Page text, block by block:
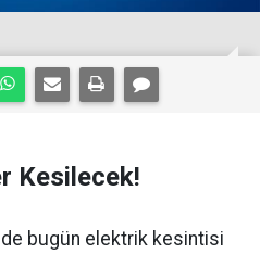
Kesilecek!
bugün elektrik kesintisi